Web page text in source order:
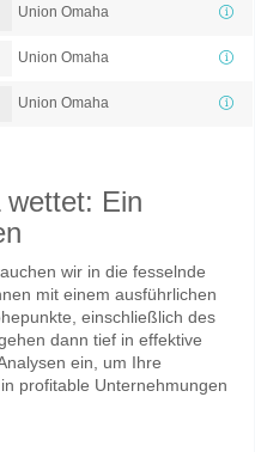
Union Omaha
Union Omaha
Union Omaha
Ein
wir in die fesselnde
mit einem ausführlichen
einschließlich des
dann tief in effektive
ein, um Ihre
profitable Unternehmungen